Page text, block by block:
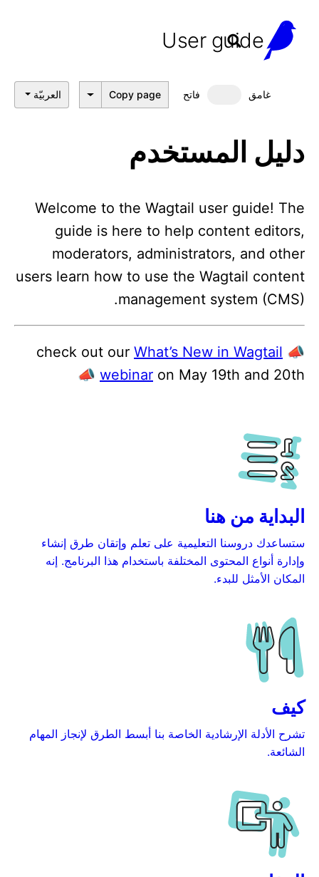
User guide
غامق Dark mode
فاتح Copy page العربيّة
دليل المستخدم
Welcome to the Wagtail user guide! The
guide is here to help content editors,
moderators, administrators, and other
users learn how to use the Wagtail content
management system (CMS).
📣 check out our
What’s New in Wagtail
webinar on May 19th and 20th 📣
البداية من هنا
ستساعدك دروسنا التعليمية على تعلم وإتقان طرق إنشاء
وإدارة أنواع المحتوى المختلفة باستخدام هذا البرنامج. إنه
المكان الأمثل للبدء.
كيف
تشرح الأدلة الإرشادية الخاصة بنا أبسط الطرق لإنجاز المهام
الشائعة.